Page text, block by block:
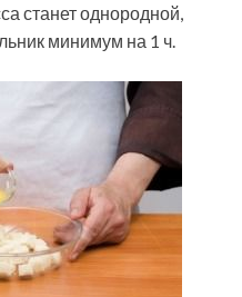
станет однородной,
минимум на 1 ч.